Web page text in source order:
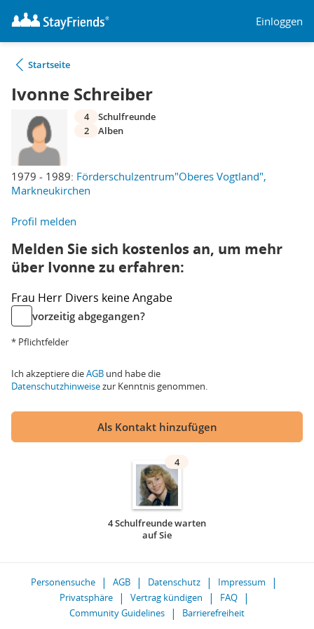
Einloggen
Startseite
Ivonne Schreiber
1979 - 1989: Förderschulzentrum"Oberes Vogtland",
Markneukirchen
4
Schulfreunde
2
Alben
Profil melden
Melden Sie sich kostenlos an, um mehr
über Ivonne zu erfahren:
Frau Herr Divers keine Angabe
vorzeitig abgegangen?
* Pflichtfelder
Ich akzeptiere dieAGB und habe die
Datenschutzhinweisezur Kenntnis genommen.
Als Kontakt hinzufügen
4
4 Schulfreunde warten
auf Sie
Personensuche AGB Datenschutz
Impressum
Privatsphäre
Vertrag kündigen
FAQ
Community Guidelines
Barrierefreiheit